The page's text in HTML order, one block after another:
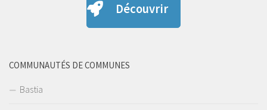
Découvrir
COMMUNAUTÉS DE COMMUNES
Bastia